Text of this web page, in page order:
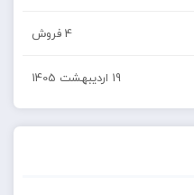
4 فروش
19 اردیبهشت 1405